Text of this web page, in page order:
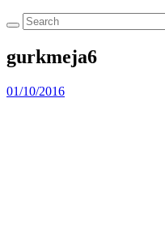
gurkmeja6
01/10/2016